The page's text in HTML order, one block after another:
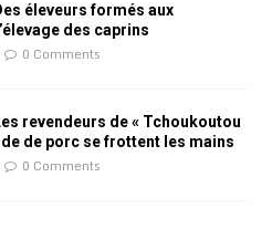
éleveurs formés aux
des caprins
0 Comments
revendeurs de « Tchoukoutou
de porc se frottent les mains
0 Comments